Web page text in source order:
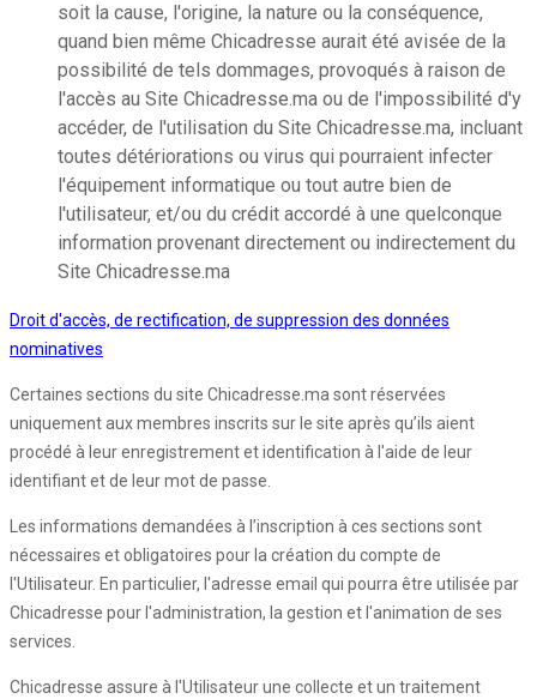
soit la cause, l'origine, la nature ou la conséquence,
quand bien même Chicadresse aurait été avisée de la
possibilité de tels dommages, provoqués à raison de
l'accès au Site Chicadresse.ma ou de l'impossibilité d'y
accéder, de l'utilisation du Site Chicadresse.ma, incluant
toutes détériorations ou virus qui pourraient infecter
l'équipement informatique ou tout autre bien de
l'utilisateur, et/ou du crédit accordé à une quelconque
information provenant directement ou indirectement du
Site Chicadresse.ma
Droit d'accès, de rectification, de suppression des données
nominatives
Certaines sections du site Chicadresse.ma sont réservées
uniquement aux membres inscrits sur le site après qu’ils aient
procédé à leur enregistrement et identification à l'aide de leur
identifiant et de leur mot de passe.
Les informations demandées à l’inscription à ces sections sont
nécessaires et obligatoires pour la création du compte de
l'Utilisateur. En particulier, l'adresse email qui pourra être utilisée par
Chicadresse pour l'administration, la gestion et l'animation de ses
services.
Chicadresse assure à l'Utilisateur une collecte et un traitement